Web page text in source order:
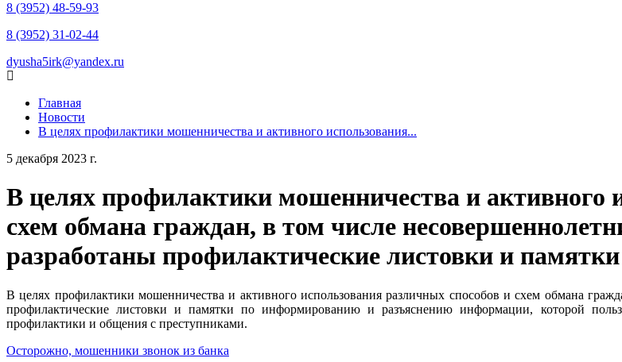
8 (3952) 48-59-93
8 (3952) 31-02-44
dyusha5irk@yandex.ru
Главная
Новости
В целях профилактики мошенничества и активного использования...
5 декабря 2023 г.
В целях профилактики мошенничества и активного
схем обмана граждан, в том числе
разработаны профилактические листовки и
В целях профилактики мошенничества и активного использования различных способов и схем обмана
профилактические листовки и памятки по информированию и разъяснению информации, которой
профилактики и общения с преступниками.
Осторожно, мошенники звонок из банка